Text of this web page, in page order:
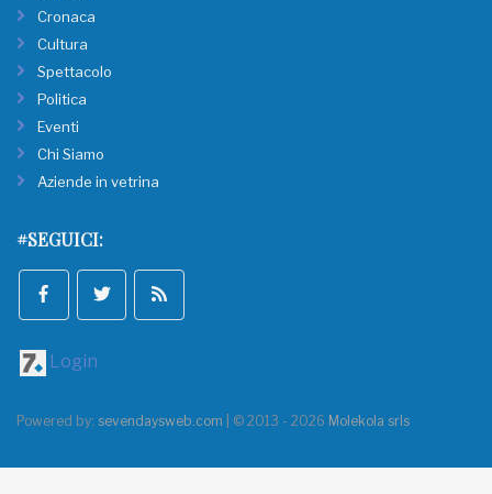
Cronaca
Cultura
Spettacolo
Politica
Eventi
Chi Siamo
Aziende in vetrina
#SEGUICI:
Login
Powered by: sevendaysweb.com | © 2013 - 2026 Molekola srls